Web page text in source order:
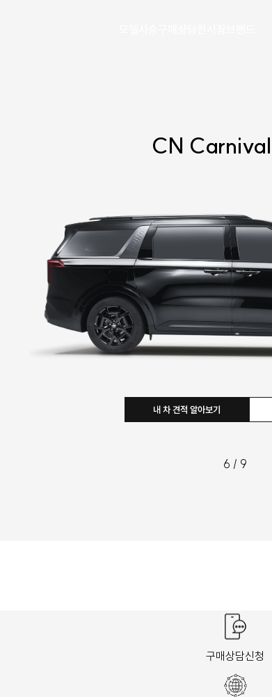
CN V-Class
7 / 9
구매상담신청